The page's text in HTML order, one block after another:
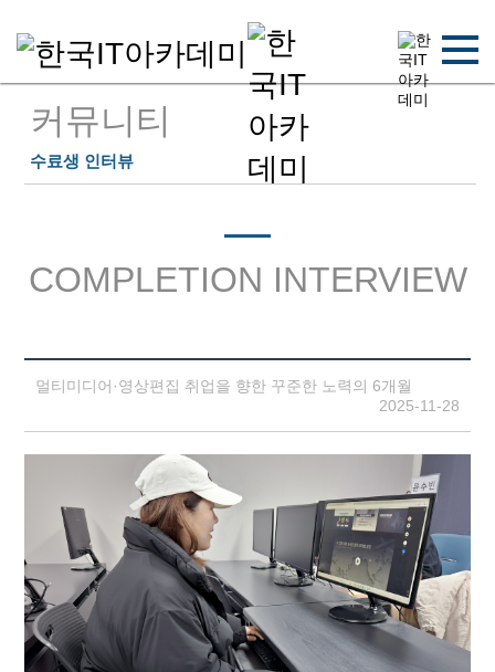
커뮤니티
수료생 인터뷰
COMPLETION INTERVIEW
멀티미디어·영상편집 취업을 향한 꾸준한 노력의 6개월
2025-11-28